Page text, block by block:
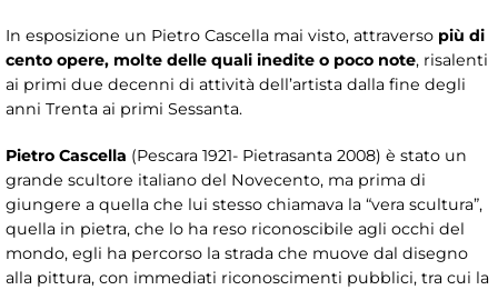
In esposizione un Pietro Cascella mai visto, attraverso più di
cento opere, molte delle quali inedite o poco note, risalenti
ai primi due decenni di attività dell’artista dalla fine degli
anni Trenta ai primi Sessanta.
Pietro Cascella (Pescara 1921- Pietrasanta 2008) è stato un
grande scultore italiano del Novecento, ma prima di
giungere a quella che lui stesso chiamava la “vera scultura”,
quella in pietra, che lo ha reso riconoscibile agli occhi del
mondo, egli ha percorso la strada che muove dal disegno
alla pittura, con immediati riconoscimenti pubblici, tra cui la